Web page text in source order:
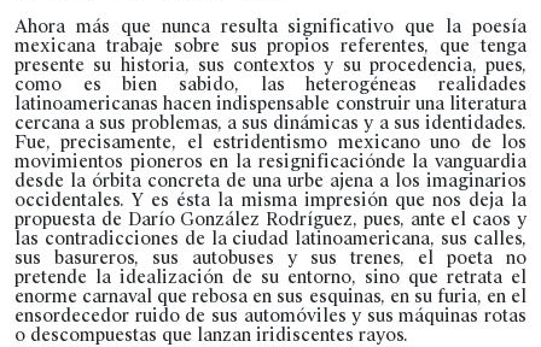
Ahora más que nunca resulta significativo que la poesía
mexicana trabaje sobre sus propios referentes, que tenga
presente su historia, sus contextos y su procedencia, pues,
como es bien sabido, las heterogéneas realidades
latinoamericanas hacen indispensable construir una literatura
cercana a sus problemas, a sus dinámicas y a sus identidades.
Fue, precisamente, el estridentismo mexicano uno de los
movimientos pioneros en la resignificaciónde la vanguardia
desde la órbita concreta de una urbe ajena a los imaginarios
occidentales. Y es ésta la misma impresión que nos deja la
propuesta de Darío González Rodríguez, pues, ante el caos y
las contradicciones de la ciudad latinoamericana, sus calles,
sus basureros, sus autobuses y sus trenes, el poeta no
pretende la idealización de su entorno, sino que retrata el
enorme carnaval que rebosa en sus esquinas, en su furia, en el
ensordecedor ruido de sus automóviles y sus máquinas rotas
o descompuestas que lanzan iridiscentes rayos.